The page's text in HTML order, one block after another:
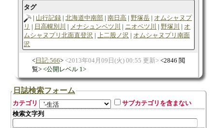
タグ
山行記録
北海道中南部 南日高 野塚岳
オムシャヌプ
リ
日高幌別川 メナシュンベツ川 ニオベツ川 野塚川
オ
ムシャヌプリ北面直登沢
上二股ノ沢
オムシャヌプリ南面
沢
日記:566 2013年04月09日(火) 00:55 更新
2846 閲
覧
公開レベル 1
日誌検索フォーム
カテゴリ
サブカテゴリを含まない
検索文字列